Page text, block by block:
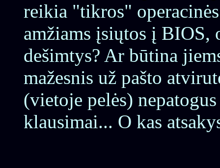
reikia "tikros"
amžiams įsiųtos į
dešimtys? Ar būtina
mažesnis už pašto
(vietoje pelės)
klausimai... O kas